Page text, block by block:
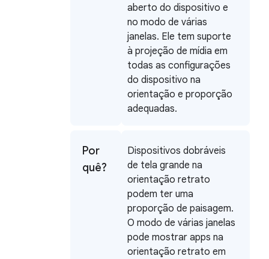
aberto do dispositivo e
no modo de várias
janelas. Ele tem suporte
à projeção de mídia em
todas as configurações
do dispositivo na
orientação e proporção
adequadas.
Por
quê?
Dispositivos dobráveis
de tela grande na
orientação retrato
podem ter uma
proporção de paisagem.
O modo de várias janelas
pode mostrar apps na
orientação retrato em